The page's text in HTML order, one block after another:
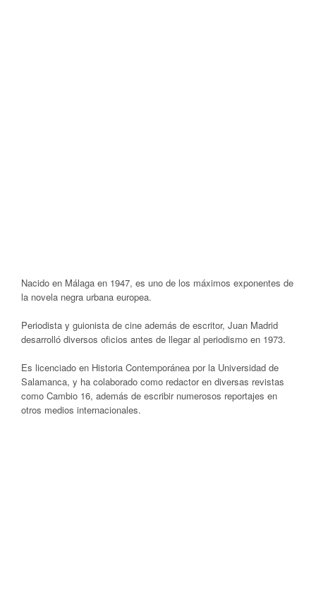
Nacido en Málaga en 1947, es uno de los máximos exponentes de
la novela negra urbana europea.
Periodista y guionista de cine además de escritor, Juan Madrid
desarrolló diversos oficios antes de llegar al periodismo en 1973.
Es licenciado en Historia Contemporánea por la Universidad de
Salamanca, y ha colaborado como redactor en diversas revistas
como Cambio 16, además de escribir numerosos reportajes en
otros medios internacionales.